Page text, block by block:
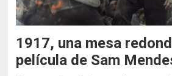
1917, una mesa
película de Sam